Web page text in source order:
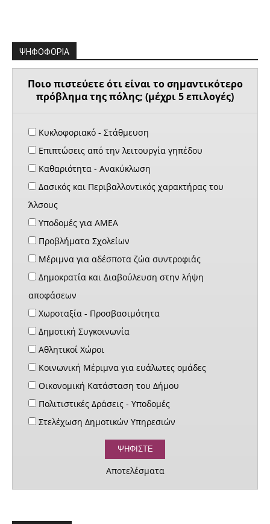
ΨΗΦΟΦΟΡΙΑ
Ποιο πιστεύετε ότι είναι το σημαντικότερο
πρόβλημα της πόλης; (μέχρι 5 επιλογές)
Κυκλοφοριακό - Στάθμευση
Επιπτώσεις από την λειτουργία γηπέδου
Καθαριότητα - Ανακύκλωση
Δασικός και Περιβαλλοντικός χαρακτήρας του
Άλσους
Υποδομές για ΑΜΕΑ
Προβλήματα Σχολείων
Μέριμνα για αδέσποτα ζώα συντροφιάς
Δημοκρατία και Διαβούλευση στην λήψη
αποφάσεων
Χωροταξία - Προσβασιμότητα
Δημοτική Συγκοινωνία
Αθλητικοί Χώροι
Κοινωνική Μέριμνα για ευάλωτες ομάδες
Οικονομική Κατάσταση του Δήμου
Πολιτιστικές Δράσεις - Υποδομές
Στελέχωση Δημοτικών Υπηρεσιών
Αποτελέσματα